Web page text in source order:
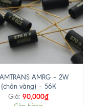
AMRG – 2W
(chân vàng) – 56K
Giá: 90,000₫